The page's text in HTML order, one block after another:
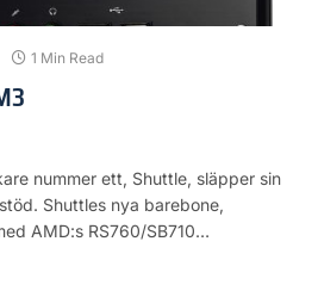
1 Min Read
nummer ett, Shuttle, släpper sin
Shuttles nya barebone,
AMD:s RS760/SB710…